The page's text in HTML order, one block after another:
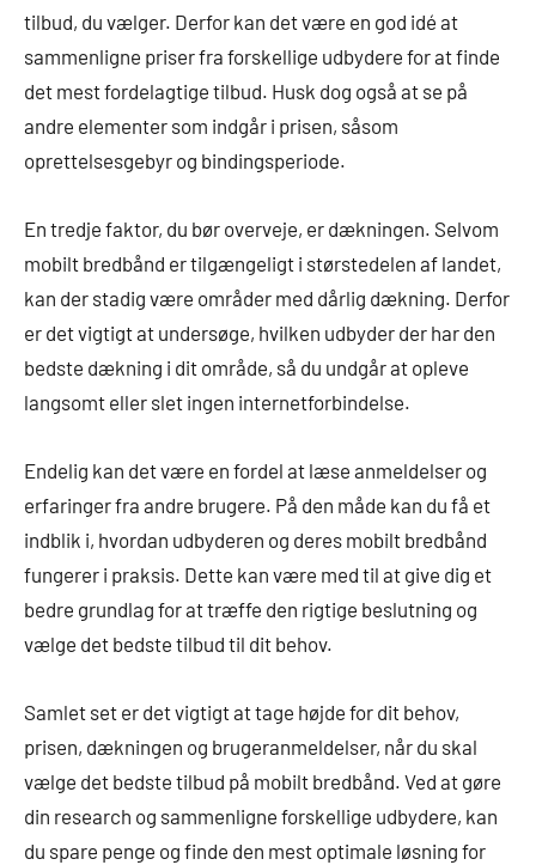
tilbud, du vælger. Derfor kan det være en god idé at
sammenligne priser fra forskellige udbydere for at finde
det mest fordelagtige tilbud. Husk dog også at se på
andre elementer som indgår i prisen, såsom
oprettelsesgebyr og bindingsperiode.
En tredje faktor, du bør overveje, er dækningen. Selvom
mobilt bredbånd er tilgængeligt i størstedelen af landet,
kan der stadig være områder med dårlig dækning. Derfor
er det vigtigt at undersøge, hvilken udbyder der har den
bedste dækning i dit område, så du undgår at opleve
langsomt eller slet ingen internetforbindelse.
Endelig kan det være en fordel at læse anmeldelser og
erfaringer fra andre brugere. På den måde kan du få et
indblik i, hvordan udbyderen og deres mobilt bredbånd
fungerer i praksis. Dette kan være med til at give dig et
bedre grundlag for at træffe den rigtige beslutning og
vælge det bedste tilbud til dit behov.
Samlet set er det vigtigt at tage højde for dit behov,
prisen, dækningen og brugeranmeldelser, når du skal
vælge det bedste tilbud på mobilt bredbånd. Ved at gøre
din research og sammenligne forskellige udbydere, kan
du spare penge og finde den mest optimale løsning for